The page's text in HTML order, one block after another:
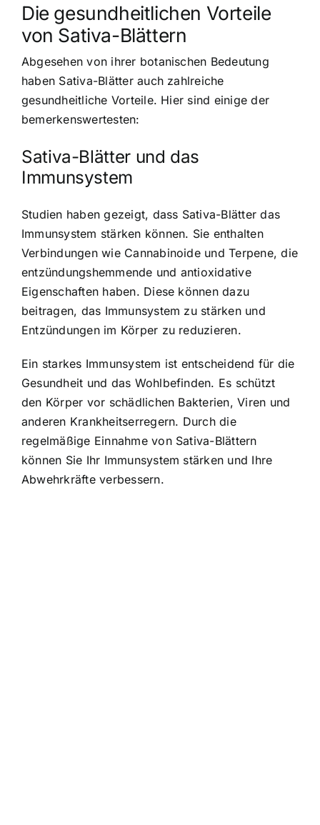
Die gesundheitlichen Vorteile
von Sativa-Blättern
Abgesehen von ihrer botanischen Bedeutung
haben Sativa-Blätter auch zahlreiche
gesundheitliche Vorteile. Hier sind einige der
bemerkenswertesten:
Sativa-Blätter und das
Immunsystem
Studien haben gezeigt, dass Sativa-Blätter das
Immunsystem stärken können. Sie enthalten
Verbindungen wie Cannabinoide und Terpene, die
entzündungshemmende und antioxidative
Eigenschaften haben. Diese können dazu
beitragen, das Immunsystem zu stärken und
Entzündungen im Körper zu reduzieren.
Ein starkes Immunsystem ist entscheidend für die
Gesundheit und das Wohlbefinden. Es schützt
den Körper vor schädlichen Bakterien, Viren und
anderen Krankheitserregern. Durch die
regelmäßige Einnahme von Sativa-Blättern
können Sie Ihr Immunsystem stärken und Ihre
Abwehrkräfte verbessern.